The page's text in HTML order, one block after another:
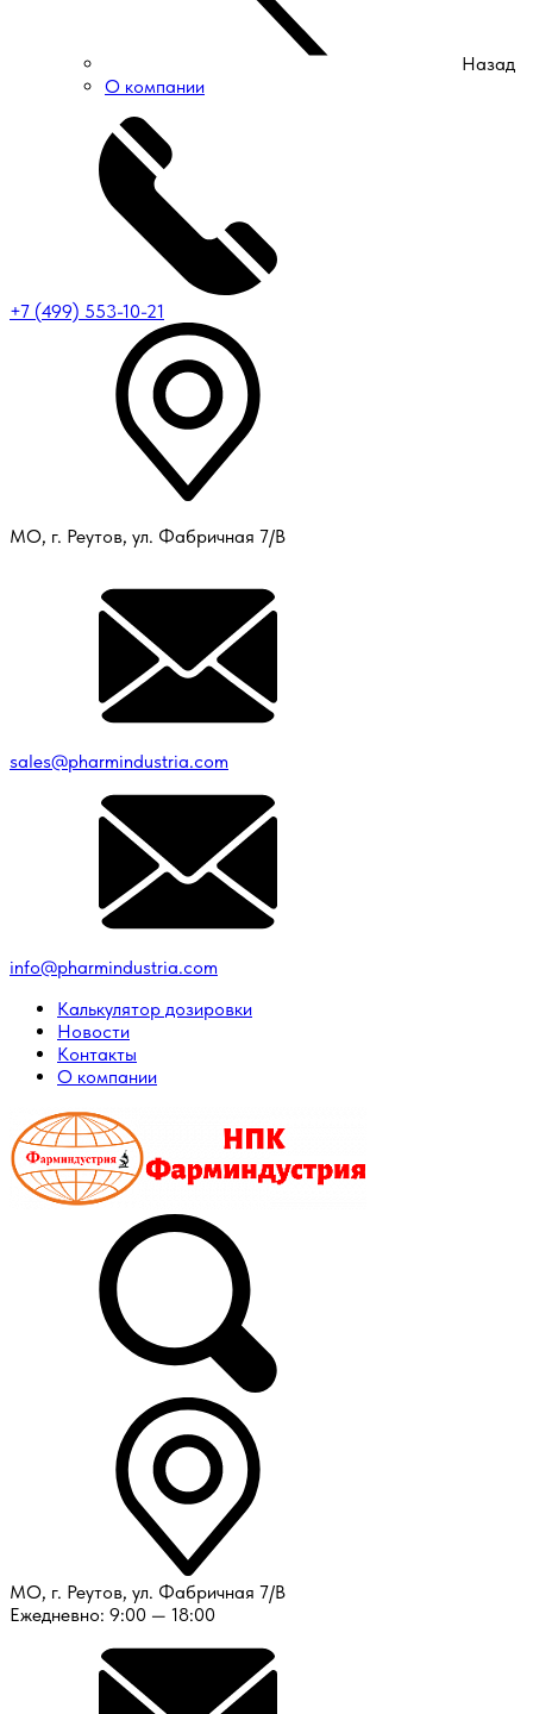
Назад
О компании
+7 (499) 553-10-21
МО, г. Реутов, ул. Фабричная 7/В
sales@pharmindustria.com
info@pharmindustria.com
Калькулятор дозировки
Новости
Контакты
О компании
МО, г. Реутов, ул. Фабричная 7/В
Ежедневно: 9:00 — 18:00